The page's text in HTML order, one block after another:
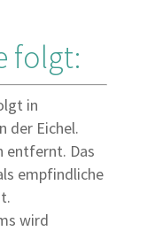
folgt:
in
der Eichel.
entfernt. Das
empfindliche
wird